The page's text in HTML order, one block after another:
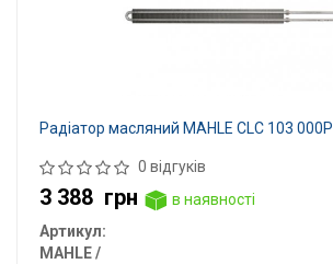
Радіатор масляний MAHLE CLC 103 000P
0 відгуків
3 388 грн
в наявності
Артикул:
MAHLE /